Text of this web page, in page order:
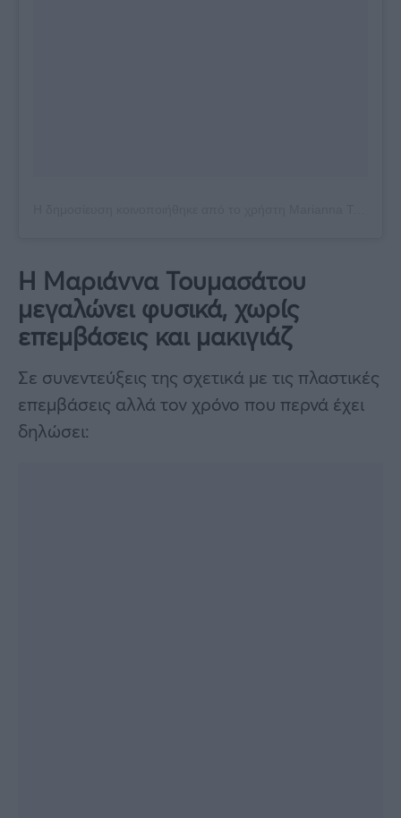
Η Μαριάννα Τουμασάτου
μεγαλώνει φυσικά, χωρίς
επεμβάσεις και μακιγιάζ
Σε συνεντεύξεις της σχετικά με τις πλαστικές
επεμβάσεις αλλά τον χρόνο που περνά έχει
δηλώσει: